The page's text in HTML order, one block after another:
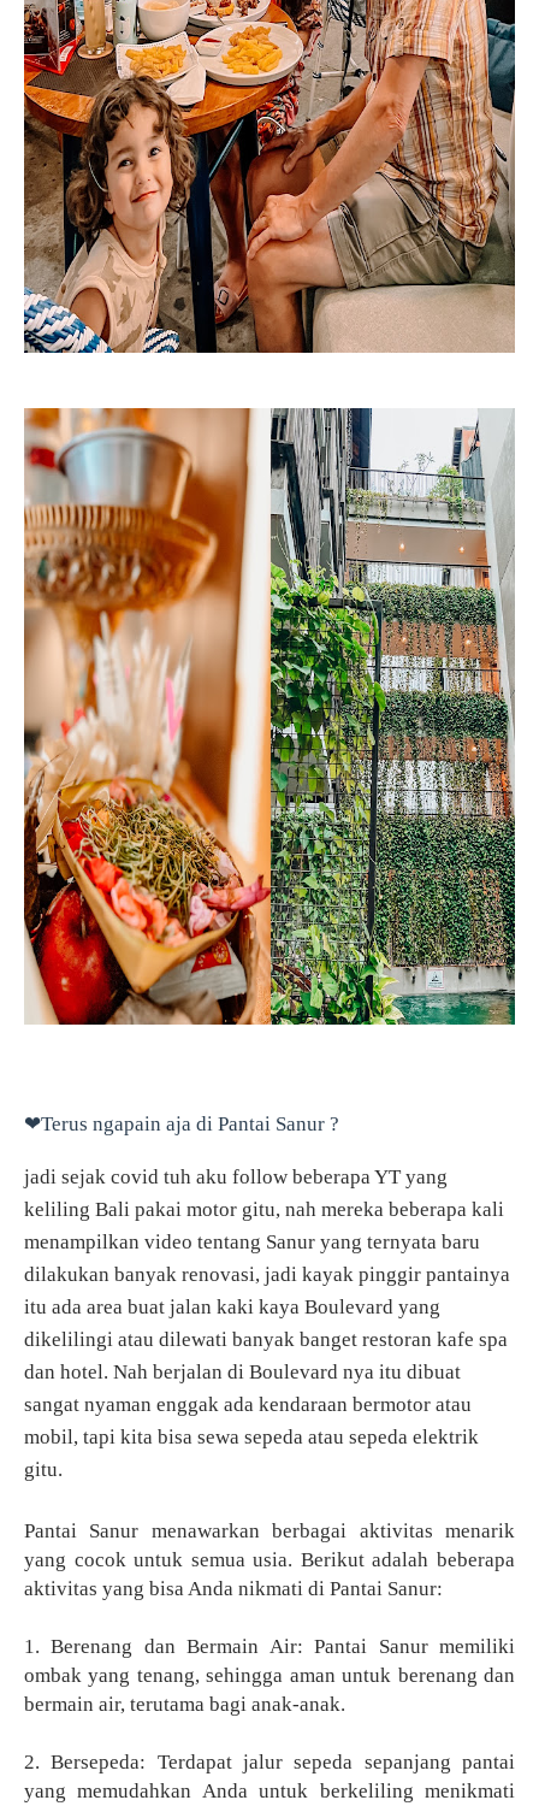
❤Terus ngapain aja di Pantai Sanur ?
jadi sejak covid tuh aku follow beberapa YT yang
keliling Bali pakai motor gitu, nah mereka beberapa kali
menampilkan video tentang Sanur yang ternyata baru
dilakukan banyak renovasi, jadi kayak pinggir pantainya
itu ada area buat jalan kaki kaya Boulevard yang
dikelilingi atau dilewati banyak banget restoran kafe spa
dan hotel. Nah berjalan di Boulevard nya itu dibuat
sangat nyaman enggak ada kendaraan bermotor atau
mobil, tapi kita bisa sewa sepeda atau sepeda elektrik
gitu.
Pantai Sanur menawarkan berbagai aktivitas menarik
yang cocok untuk semua usia. Berikut adalah beberapa
aktivitas yang bisa Anda nikmati di Pantai Sanur:
1. Berenang dan Bermain Air: Pantai Sanur memiliki
ombak yang tenang, sehingga aman untuk berenang dan
bermain air, terutama bagi anak-anak.
2. Bersepeda: Terdapat jalur sepeda sepanjang pantai
yang memudahkan Anda untuk berkeliling menikmati